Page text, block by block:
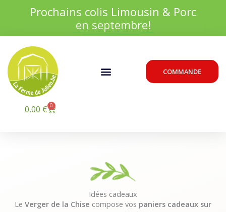
Prochains colis Limousin & Porc
en septembre!
Menu COMMANDE
0,00 € 0
Panier
Idées cadeaux
Le Verger de la Chise compose vos paniers cadeaux sur